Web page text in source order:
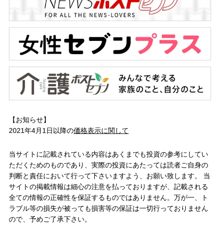
【お知らせ】
2021年4月1日以降の価格表示に関して
当サイトに記載されている内容はあくまでも投資の参考にしてい
ただくためのものであり、実際の投資にあたっては読者ご自身の
判断と責任において行って下さいますよう、お願い致します。 当
サイトの掲載情報は細心の注意を払っておりますが、記載される
全ての情報の正確性を保証するものではありません。万が一、ト
ラブル等の損失が被っても損害等の保証は一切行っておりません
ので、予めご了承下さい。